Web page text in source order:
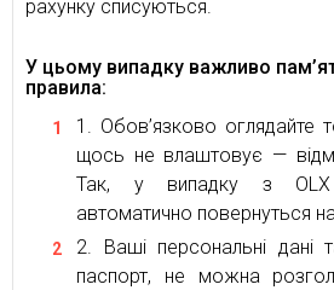
рахунку списуються.
У цьому випадку важливо
правила:
Обов’язково оглядайте
щось не влаштовує —
Так, у випадку з OLX
автоматично повернуться
Ваші персональні дані
паспорт, не можна